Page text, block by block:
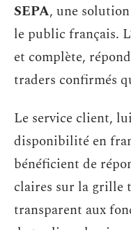
SEPA, une
le public français.
et complète,
traders confirmés
Le service client,
disponibilité en
bénéficient de
claires sur la grille
transparent aux